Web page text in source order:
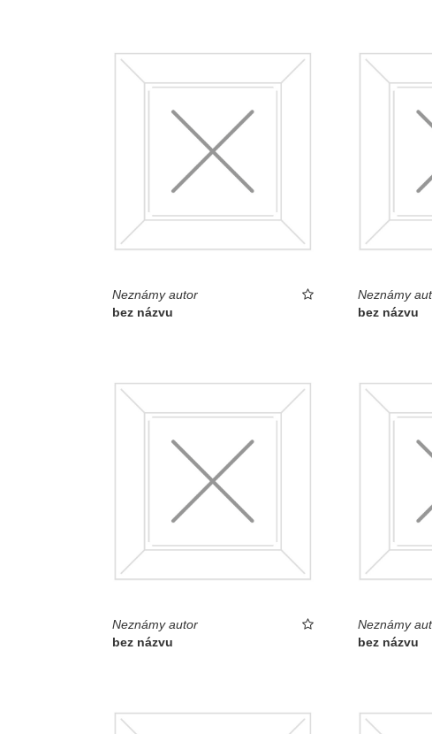
Neznámy autor
bez názvu
Neznámy
bez názvu
Neznámy autor
bez názvu
Neznámy
bez názvu